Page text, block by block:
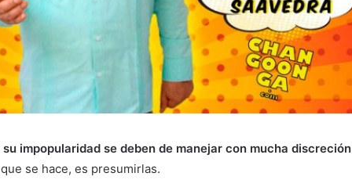
impopularidad se deben de manejar con mucha discreción
se hace, es presumirlas.